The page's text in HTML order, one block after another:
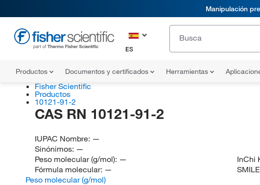
Manipulación
ES
Productos Documentos y certificados Herramientas
Fisher Scientific
Productos
10121-91-2
CAS RN 10121-91-2
IUPAC Nombre: —
Sinónimos: —
Peso molecular (g/mol): —
Fórmula molecular: —
InChi
Peso molecular (g/mol)